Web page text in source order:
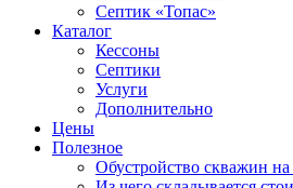
Септик «Топас»
Каталог
Кессоны
Септики
Услуги
Дополнительно
Цены
Полезное
Обустройство скважин на